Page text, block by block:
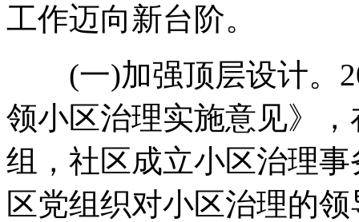
工作迈向新台阶。
(一)加强顶层设计。
领小区治理实施意见》
组，社区成立小区治理
区党组织对小区治理的